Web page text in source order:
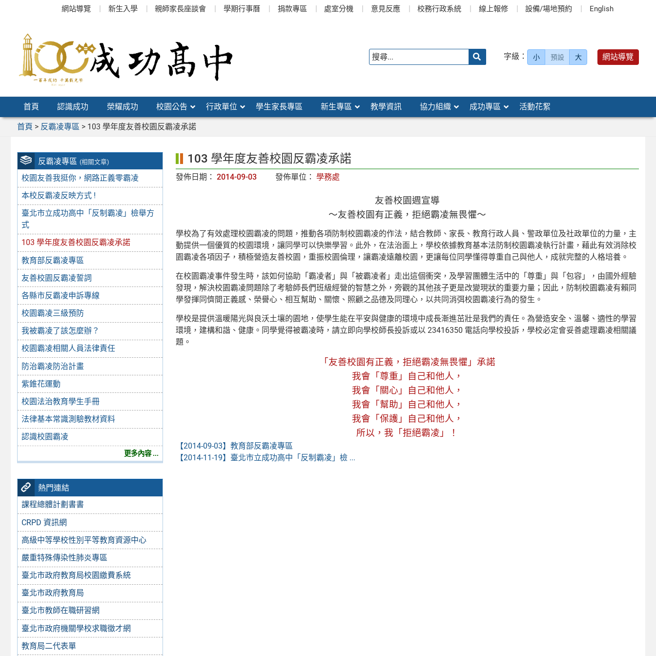
網站導覽 新生入學 親師家長座談會 學期行事曆 捐款專區 處室分機 意見反應 校務行政系統 線上報修 設備/場地預約 English
字級： 小 預設 大 網站導覽
首頁 認識成功 榮耀成功 校園公告 行政單位 學生家長專區 新生專區 教學資訊 協力組織 成功專區 活動花絮
首頁 > 反霸凌專區 > 103 學年度友善校園反霸凌承諾
反霸凌專區 (相關文章)
校園友善我挺你，網路正義零霸凌
本校反霸凌反映方式 !
臺北市立成功高中「反制霸凌」檢舉方
式
103 學年度友善校園反霸凌承諾
教育部反霸凌專區
友善校園反霸凌誓詞
各縣市反霸凌申訴專線
校園霸凌三級預防
我被霸凌了該怎麼辦？
校園霸凌相關人員法律責任
防治霸凌防治計畫
紫錐花運動
校園法治教育學生手冊
法律基本常識測驗教材資料
認識校園霸凌
更多內容 ...
熱門連結
課程總體計劃書書
CRPD 資訊網
高級中等學校性別平等教育資源中心
嚴重特殊傳染性肺炎專區
臺北市政府教育局校園繳費系統
臺北市政府教育局
臺北市教師在職研習網
臺北市政府機關學校求職徵才網
教育局二代表單
103 學年度友善校園反霸凌承諾
發佈日期： 2014-09-03 發佈單位： 學務處
友善校園週宣導
～友善校園有正義，拒絕霸凌無畏懼～
學校為了有效處理校園霸凌的問題，推動各項防制校園霸凌的作法，結合教師、家長、教育行政人員、警政單位及社政單位的力量，主
動提供一個優質的校園環境，讓同學可以快樂學習。此外，在法治面上，學校依據教育基本法防制校園霸凌執行計畫，藉此有效消除校
園霸凌各項因子，積極營造友善校園，重振校園倫理，讓霸凌遠離校園，更讓每位同學懂得尊重自己與他人，成就完整的人格培養。
在校園霸凌事件發生時，該如何協助「霸凌者」與「被霸凌者」走出這個衝突，及學習團體生活中的「尊重」與「包容」，由國外經驗
發現，解決校園霸凌問題除了考驗師長們班級經營的智慧之外，旁觀的其他孩子更是改變現狀的重要力量；因此，防制校園霸凌有賴同
學發揮同儕間正義感、榮譽心、相互幫助、關懷、照顧之品德及同理心，以共同消弭校園霸凌行為的發生。
學校是提供溫暖陽光與良沃土壤的園地，使學生能在平安與健康的環境中成長漸進茁壯是我們的責任。為營造安全、溫馨、適性的學習
環境，建構和諧、健康。同學覺得被霸凌時，請立即向學校師長投訴或以 23416350 電話向學校投訴，學校必定會妥善處理霸凌相關議
題。
「友善校園有正義，拒絕霸凌無畏懼」承諾
我會「尊重」自己和他人，
我會「關心」自己和他人，
我會「幫助」自己和他人，
我會「保護」自己和他人，
所以，我「拒絕霸凌」！
【2014-09-03】 教育部反霸凌專區
【2014-11-19】 臺北市立成功高中「反制霸凌」檢 ...